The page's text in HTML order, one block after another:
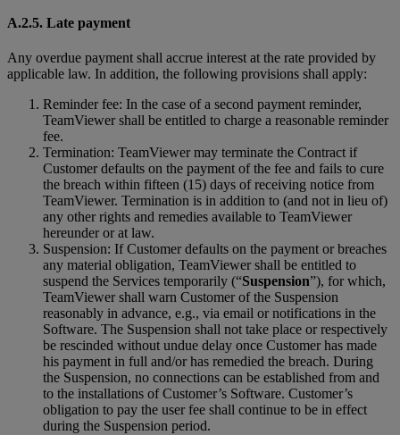
A.2.5. Late payment
Any overdue payment shall accrue interest at the rate provided by
applicable law. In addition, the following provisions shall apply:
Reminder fee: In the case of a second payment reminder,
TeamViewer shall be entitled to charge a reasonable reminder
fee.
Termination: TeamViewer may terminate the Contract if
Customer defaults on the payment of the fee and fails to cure
the breach within fifteen (15) days of receiving notice from
TeamViewer. Termination is in addition to (and not in lieu of)
any other rights and remedies available to TeamViewer
hereunder or at law.
Suspension: If Customer defaults on the payment or breaches
any material obligation, TeamViewer shall be entitled to
suspend the Services temporarily (“Suspension”), for which,
TeamViewer shall warn Customer of the Suspension
reasonably in advance, e.g., via email or notifications in the
Software. The Suspension shall not take place or respectively
be rescinded without undue delay once Customer has made
his payment in full and/or has remedied the breach. During
the Suspension, no connections can be established from and
to the installations of Customer’s Software. Customer’s
obligation to pay the user fee shall continue to be in effect
during the Suspension period.